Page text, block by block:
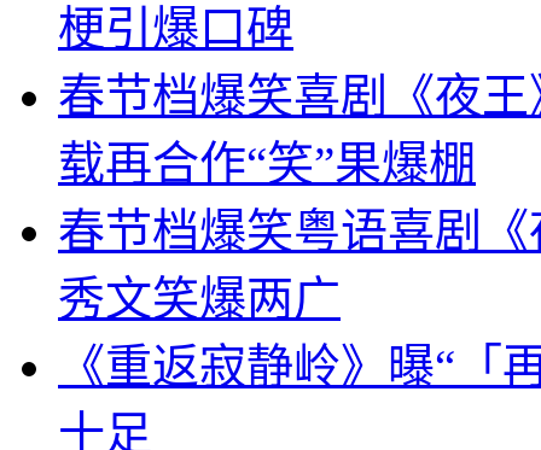
梗引爆口碑
春节档爆笑喜剧《夜
载再合作“笑”果爆棚
春节档爆笑粤语喜剧
秀文笑爆两广
《重返寂静岭》曝“「
十足